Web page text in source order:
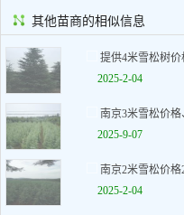
其他苗商的相似信息
提供4米雪松树
2025-2-04
南京3米雪松价
2025-9-07
南京2米雪松价
2025-2-04